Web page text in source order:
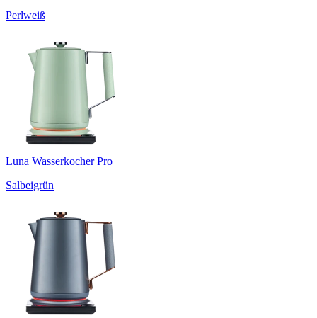
Perlweiß
Luna Wasserkocher Pro
Salbeigrün